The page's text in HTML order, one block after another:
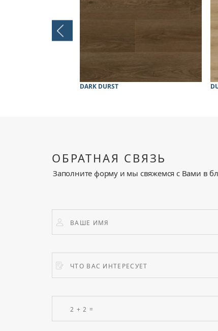
DARK DURST
ОБРАТНАЯ СВЯЗЬ
Заполните форму и мы свяжемся с Вами в